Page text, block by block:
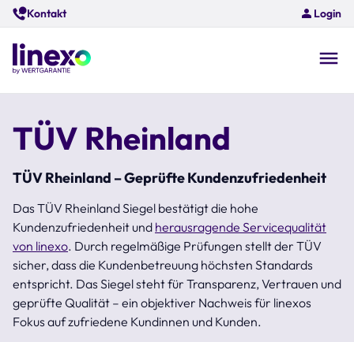
Skip
to
main
content
Kontakt Login
TÜV Rheinland
TÜV Rheinland – Geprüfte Kundenzufriedenheit
Das TÜV Rheinland Siegel bestätigt die hohe
Kundenzufriedenheit und herausragende Servicequalität
von linexo. Durch regelmäßige Prüfungen stellt der TÜV
sicher, dass die Kundenbetreuung höchsten Standards
entspricht. Das Siegel steht für Transparenz, Vertrauen und
geprüfte Qualität – ein objektiver Nachweis für linexos
Fokus auf zufriedene Kundinnen und Kunden.